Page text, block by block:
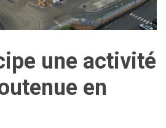
une activité
en